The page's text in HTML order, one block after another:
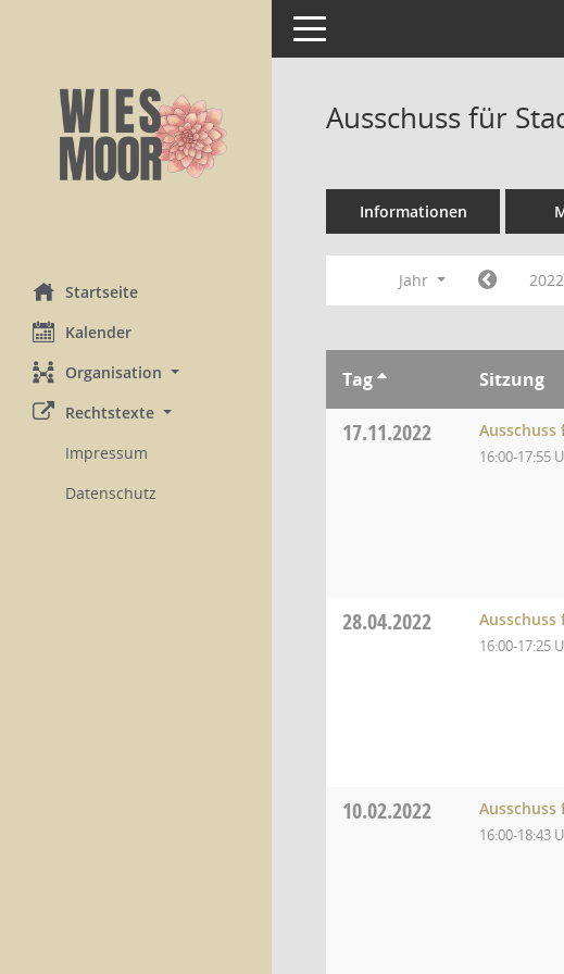
Startseite
Kalender
Organisation
Rechtstexte
Impressum
Datenschutz
Toggle navigation
Ausschuss für
Informationen
Jahr 2022
Tag Sitzung
17.11.2022
16:00-17:55
28.04.2022
16:00-17:25
10.02.2022
16:00-18:43